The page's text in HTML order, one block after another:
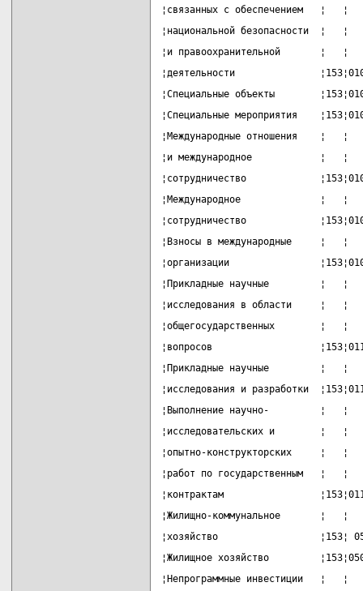
¦связанных с обеспечением
¦национальной
¦и правоохранительной
¦деятельности
¦Специальные объекты
¦Специальные мероприятия
¦Международные отношения
¦и международное            ¦
¦сотрудничество
¦Международное              ¦
¦сотрудничество
¦Взносы в международные
¦организации
¦Прикладные научные
¦исследования в области
¦общегосударственных
¦вопросов
¦Прикладные научные
¦исследования и разработки
¦Выполнение научно-
¦исследовательских и
¦опытно-конструкторских
¦работ по государственным
¦контрактам
¦Жилищно-коммунальное
¦хозяйство                  ¦153¦
¦Жилищное хозяйство
¦Непрограммные инвестиции